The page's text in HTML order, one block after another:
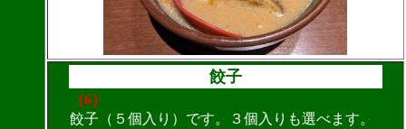
餃子
（6）
餃子（５個入り）です。３個入りも選べます。